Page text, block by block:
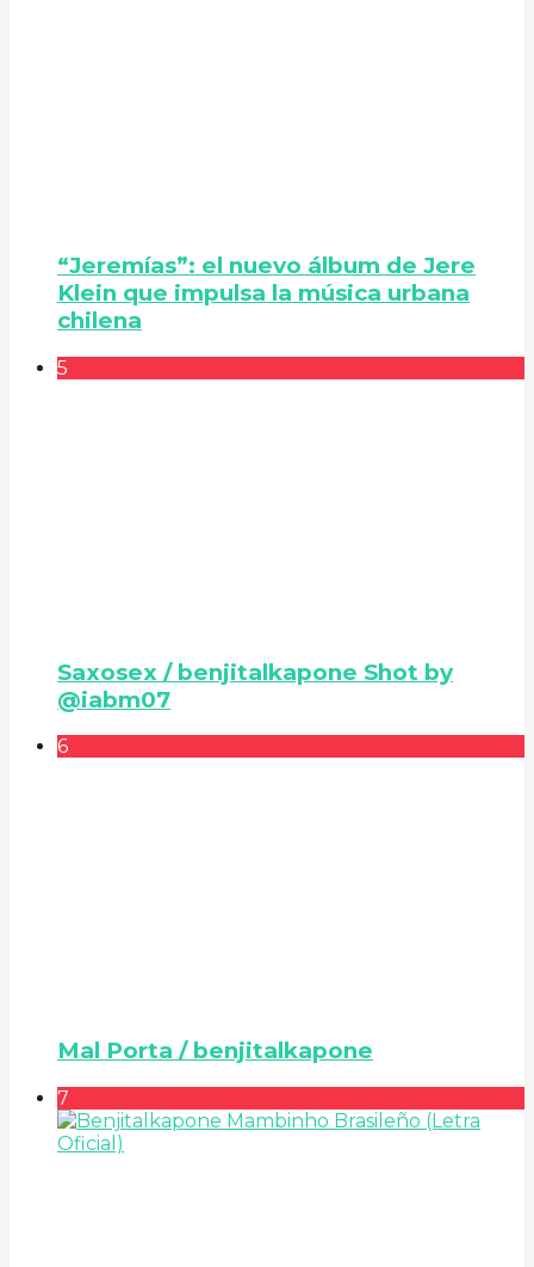
“Jeremías”: el nuevo álbum de Jere
Klein que impulsa la música urbana
chilena
5
Saxosex / benjitalkapone Shot by
@iabm07
6
Mal Porta / benjitalkapone
7